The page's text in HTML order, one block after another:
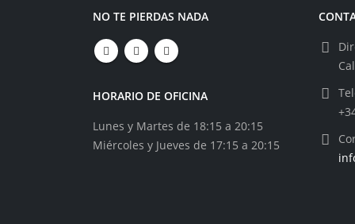
NO TE PIERDAS NADA
HORARIO DE OFICINA
Lunes y Martes de 18:15 a 20:15
Miércoles y Jueves de 17:15 a 20:15